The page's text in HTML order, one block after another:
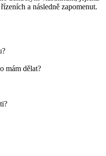
a následně zapomenut.
mám dělat?